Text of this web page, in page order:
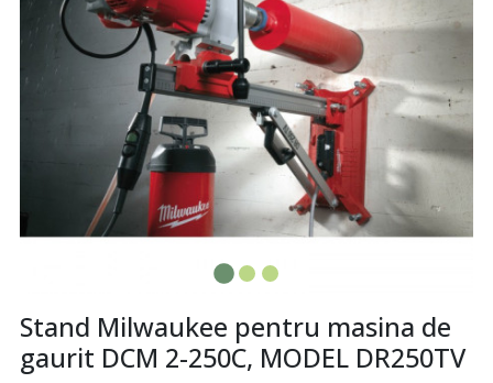
Stand Milwaukee pentru masina de
gaurit DCM 2-250C, MODEL DR250TV